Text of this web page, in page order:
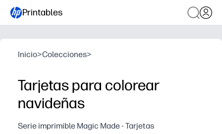
Printables
Inicio>Colecciones>
Tarjetas para colorear
navideñas
Serie imprimible Magic Made - Tarjetas